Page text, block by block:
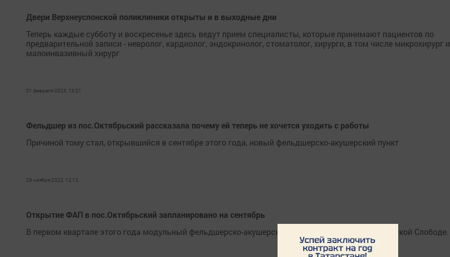
Двери Верхнеуслонской поликлиники открыты и в выходные дни
Теперь каждые субботу и воскресенье здесь ведут прием специалисты, которые принимают пациентов по
предварительной записи - невролог, кардиолог, эндокринолог, стоматолог, хирурги, в том числе микрохирург и
малоинвазивный хирург
01 февраля 2023, 13:21
Фельдшер из пос.Октябрьский рассказала почему ей теперь не хочется уходить с работы
Причиной тому стал, открывшийся в сентябре этого года, новый фельдшерско-акушерский пункт
29 ноября 2022, 12:12
Открытие ФАП в пос.Октябрьский запланировано на сентябрь
В первом квартале этого года модульный фельдшерско-акушерский пункт был открыт в Введенской Слободе.